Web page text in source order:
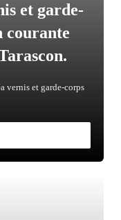
et garde-
courante
vernis et garde-corps